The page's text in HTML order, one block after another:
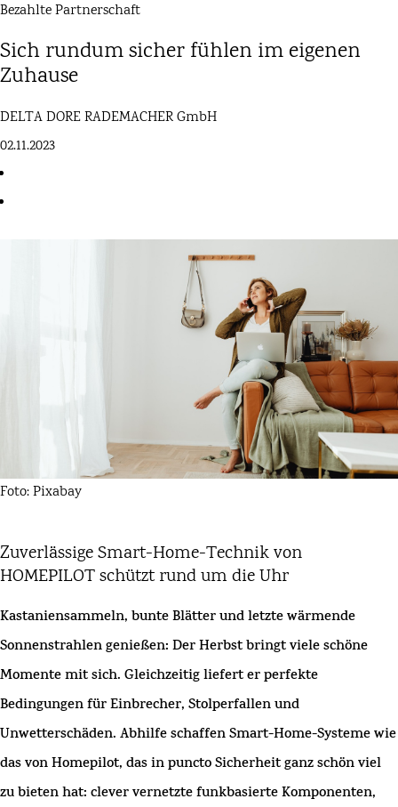
Bezahlte Partnerschaft
Sich rundum sicher fühlen im eigenen
Zuhause
DELTA DORE RADEMACHER GmbH
02.11.2023
Foto: Pixabay
Zuverlässige Smart-Home-Technik von
HOMEPILOT schützt rund um die Uhr
Kastaniensammeln, bunte Blätter und letzte wärmende
Sonnenstrahlen genießen: Der Herbst bringt viele schöne
Momente mit sich. Gleichzeitig liefert er perfekte
Bedingungen für Einbrecher, Stolperfallen und
Unwetterschäden. Abhilfe schaffen Smart-Home-Systeme wie
das von Homepilot, das in puncto Sicherheit ganz schön viel
zu bieten hat: clever vernetzte funkbasierte Komponenten,